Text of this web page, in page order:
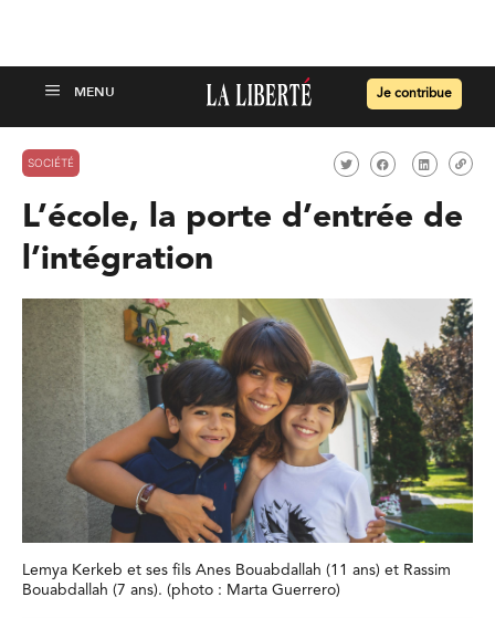
Je contribue
SOCIÉTÉ
L’école, la porte d’entrée de
l’intégration
Lemya Kerkeb et ses fils Anes Bouabdallah (11 ans) et Rassim
Bouabdallah (7 ans). (photo : Marta Guerrero)